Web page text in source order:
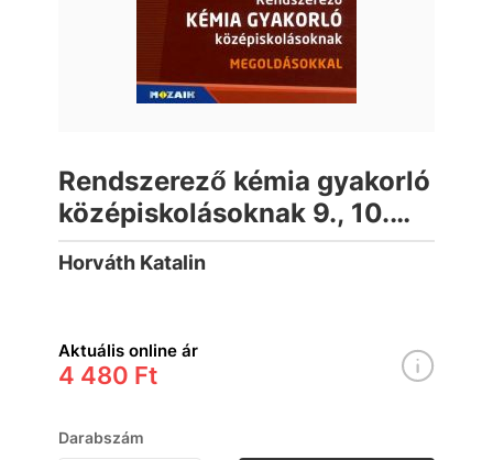
Rendszerező kémia gyakorló
középiskolásoknak 9., 10.
évfolyam - Megoldásokkal
Horváth Katalin
Aktuális online ár
4 480 Ft
Darabszám